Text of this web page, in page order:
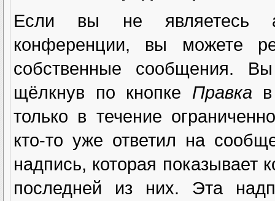
Если вы не являетесь
конференции, вы можете
собственные сообщения.
щёлкнув по кнопке Правка
только в течение
кто-то уже ответил на
надпись, которая показывает
последней из них. Эта